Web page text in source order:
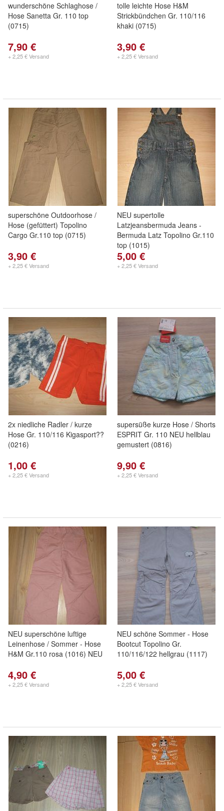
wunderschöne Schlaghose /
Hose Sanetta Gr. 110 top
(0715)
7,90 €
+ 2,25 € Versand
tolle leichte Hose H&M
Strickbündchen Gr. 110/116
khaki (0715)
3,90 €
+ 2,25 € Versand
superschöne Outdoorhose /
Hose (gefüttert) Topolino
Cargo Gr.110 top (0715)
3,90 €
+ 2,25 € Versand
NEU supertolle
Latzjeansbermuda Jeans -
Bermuda Latz Topolino Gr.110
top (1015)
5,00 €
+ 2,25 € Versand
2x niedliche Radler / kurze
Hose Gr. 110/116 Kigasport??
(0216)
1,00 €
+ 2,25 € Versand
supersüße kurze Hose / Shorts
ESPRIT Gr. 110 NEU hellblau
gemustert (0816)
9,90 €
+ 2,25 € Versand
NEU superschöne luftige
Leinenhose / Sommer - Hose
H&M Gr.110 rosa (1016) NEU
4,90 €
+ 2,25 € Versand
NEU schöne Sommer - Hose
Bootcut Topolino Gr.
110/116/122 hellgrau (1117)
5,00 €
+ 2,25 € Versand